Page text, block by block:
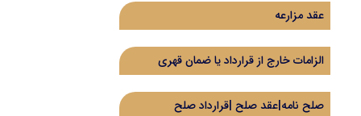
عقد مزارعه
الزامات خارج از قرارداد یا ضمان قهری
صلح نامه|عقد صلح |قرارداد صلح